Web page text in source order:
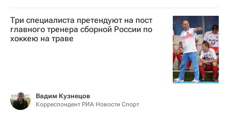
Три специалиста претендуют на пост
главного тренера сборной России по
хоккею на траве
Вадим Кузнецов
Корреспондент РИА Новости Спорт